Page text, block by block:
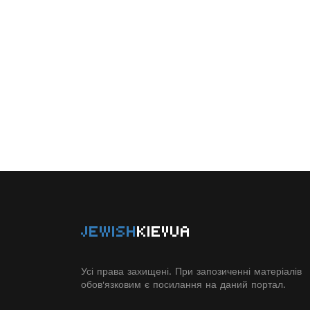
JEWISHKIEVUA
Усі права захищені. При запозиченні матеріалів
обов'язковим є посилання на даний портал.